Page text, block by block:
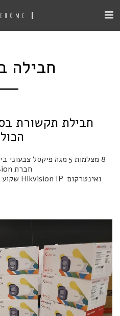
חבילה
חבילת תקשורת
ואינטרקום  Hikvision IP שקוע בתוך הטייח הכולל אפליקציה